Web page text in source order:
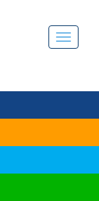
Menú